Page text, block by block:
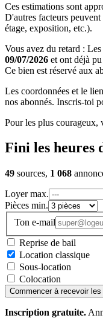
Ces estimations sont
D'autres facteurs
étage, exposition, etc.).
Vous avez du retard :
09/07/2026 et ont déjà
Ce bien est réservé aux
Les coordonnées et le
nos abonnés. Inscris-toi
Pour les plus courageux,
Fini les heures
49 sources, 1 068
Loyer max.
Pièces min.
Ton e-mail
Reprise de bail
Location classique
Sous-location
Colocation
Commencer à recevoir les
Inscription gratuite.